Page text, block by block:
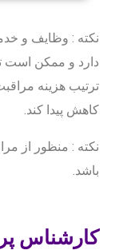
نکته : وظایف و
دارد و ممکن است
ترتیب هزینه
کاهش پیدا کند.
نکته : منظور از
باشد.
کارشناس